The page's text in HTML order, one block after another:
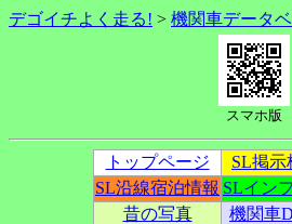
デゴイチよく走る! > 機関車データ
スマホ版
トップページ SL掲示
SL沿線宿泊情報 SLイン
昔の写真
機関車